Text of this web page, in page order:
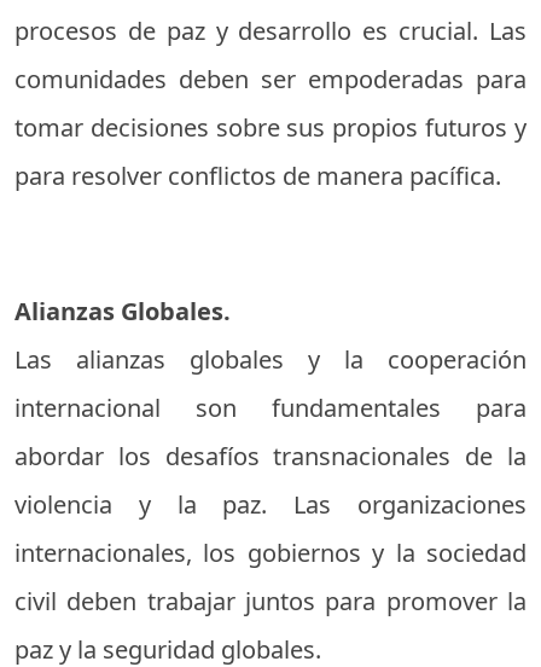
procesos de paz y desarrollo es crucial. Las
comunidades deben ser empoderadas para
tomar decisiones sobre sus propios futuros y
para resolver conflictos de manera pacífica.
Alianzas Globales.
Las alianzas globales y la cooperación
internacional son fundamentales para
abordar los desafíos transnacionales de la
violencia y la paz. Las organizaciones
internacionales, los gobiernos y la sociedad
civil deben trabajar juntos para promover la
paz y la seguridad globales.